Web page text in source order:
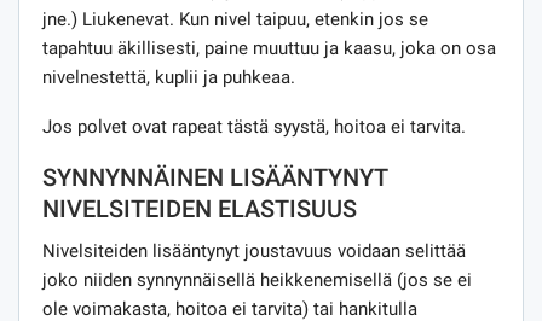
jne.) Liukenevat. Kun nivel taipuu, etenkin jos se
tapahtuu äkillisesti, paine muuttuu ja kaasu, joka on osa
nivelnestettä, kuplii ja puhkeaa.
Jos polvet ovat rapeat tästä syystä, hoitoa ei tarvita.
SYNNYNNÄINEN LISÄÄNTYNYT
NIVELSITEIDEN ELASTISUUS
Nivelsiteiden lisääntynyt joustavuus voidaan selittää
joko niiden synnynnäisellä heikkenemisellä (jos se ei
ole voimakasta, hoitoa ei tarvita) tai hankitulla